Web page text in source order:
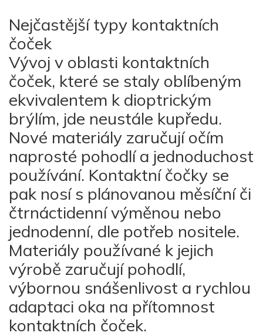
Nejčastější typy kontaktních
čoček
Vývoj v oblasti kontaktních
čoček, které se staly oblíbeným
ekvivalentem k dioptrickým
brýlím, jde neustále kupředu.
Nové materiály zaručují očím
naprosté pohodlí a jednoduchost
používání. Kontaktní čočky se
pak nosí s plánovanou měsíční či
čtrnáctidenní výměnou nebo
jednodenní, dle potřeb nositele.
Materiály používané k jejich
výrobě zaručují pohodlí,
výbornou snášenlivost a rychlou
adaptaci oka na přítomnost
kontaktních čoček.